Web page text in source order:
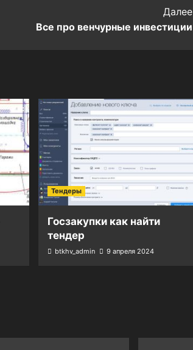
Далее
Все про венчурные инвестиции
Тендеры
Госзакупки как найти
тендер
btkhv_admin 9 апреля 2024